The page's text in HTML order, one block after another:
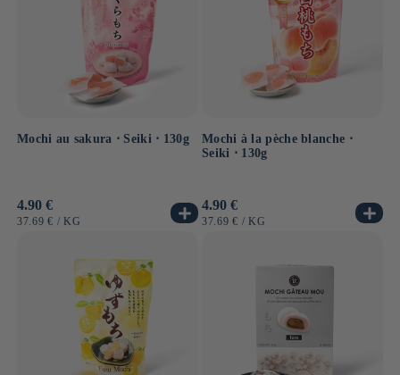
Mochi au sakura ⋅ Seiki ⋅ 130g
Prix
habituel
4.90 €
PRIX
37.69 € / PAR
KG
Mochi à la pèche blanche ⋅
Seiki ⋅ 130g
Prix
habituel
4.90 €
PRIX
37.69 € / PAR
KG